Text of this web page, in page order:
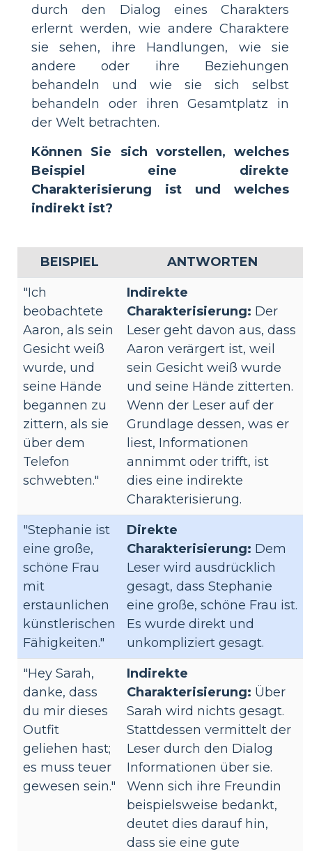
durch den Dialog eines Charakters
erlernt werden, wie andere Charaktere
sie sehen, ihre Handlungen, wie sie
andere oder ihre Beziehungen
behandeln und wie sie sich selbst
behandeln oder ihren Gesamtplatz in
der Welt betrachten.
Können Sie sich vorstellen, welches
Beispiel eine direkte
Charakterisierung ist und welches
indirekt ist?
BEISPIEL
ANTWORTEN
"Ich
beobachtete
Aaron, als sein
Gesicht weiß
wurde, und
seine Hände
begannen zu
zittern, als sie
über dem
Telefon
schwebten."
Indirekte
Charakterisierung: Der
Leser geht davon aus, dass
Aaron verärgert ist, weil
sein Gesicht weiß wurde
und seine Hände zitterten.
Wenn der Leser auf der
Grundlage dessen, was er
liest, Informationen
annimmt oder trifft, ist
dies eine indirekte
Charakterisierung.
"Stephanie ist
eine große,
schöne Frau
mit
erstaunlichen
künstlerischen
Fähigkeiten."
Direkte
Charakterisierung: Dem
Leser wird ausdrücklich
gesagt, dass Stephanie
eine große, schöne Frau ist.
Es wurde direkt und
unkompliziert gesagt.
"Hey Sarah,
danke, dass
du mir dieses
Outfit
geliehen hast;
es muss teuer
gewesen sein."
Indirekte
Charakterisierung: Über
Sarah wird nichts gesagt.
Stattdessen vermittelt der
Leser durch den Dialog
Informationen über sie.
Wenn sich ihre Freundin
beispielsweise bedankt,
deutet dies darauf hin,
dass sie eine gute